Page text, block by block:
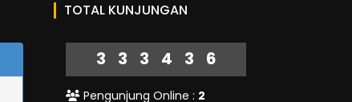
TOTAL KUNJUNGAN
333436
Pengunjung Online : 2